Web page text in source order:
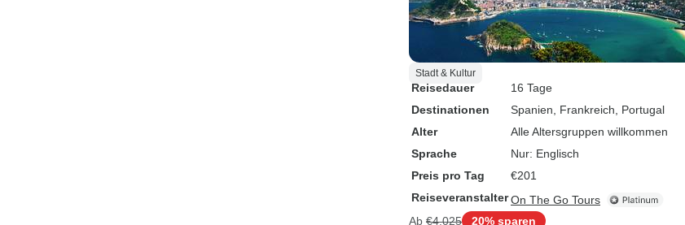
Stadt & Kultur
Reisedauer
16 Tage
Destinationen
Spanien , Frankreich , Portugal
Alter
Alle Altersgruppen willkommen
Sprache
Nur: Englisch
Preis pro Tag
€201
ReiseveranstalterOn The Go Tours
Ab €4.025 20% sparen